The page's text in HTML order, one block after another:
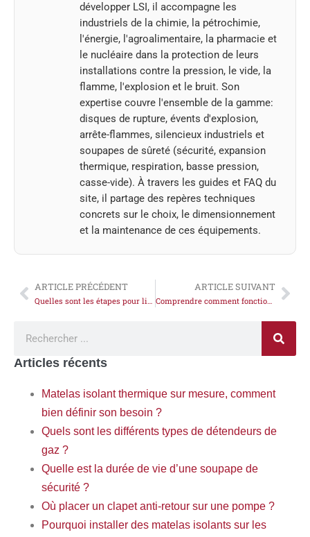
développer LSI, il accompagne les
industriels de la chimie, la pétrochimie,
l'énergie, l'agroalimentaire, la pharmacie et
le nucléaire dans la protection de leurs
installations contre la pression, le vide, la
flamme, l'explosion et le bruit. Son
expertise couvre l'ensemble de la gamme:
disques de rupture, évents d'explosion,
arrête-flammes, silencieux industriels et
soupapes de sûreté (sécurité, expansion
thermique, respiration, basse pression,
casse-vide). À travers les guides et FAQ du
site, il partage des repères techniques
concrets sur le choix, le dimensionnement
et la maintenance de ces équipements.
ARTICLE PRÉCÉDENT
Quelles sont les étapes pour limiter le risque d’explosion en mesure de prévention ?
ARTICLE SUIVANT
Comprendre comment fonctionne un réducteur de pression destiné à un usage industriel
Articles récents
Matelas isolant thermique sur mesure, comment
bien définir son besoin ?
Quels sont les différents types de détendeurs de
gaz ?
Quelle est la durée de vie d’une soupape de
sécurité ?
Où placer un clapet anti-retour sur une pompe ?
Pourquoi installer des matelas isolants sur les